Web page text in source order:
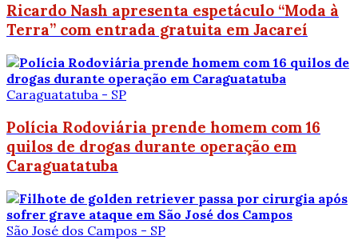
Ricardo Nash apresenta espetáculo “Moda à
Terra” com entrada gratuita em Jacareí
Caraguatatuba - SP
Polícia Rodoviária prende homem com 16
quilos de drogas durante operação em
Caraguatatuba
São José dos Campos - SP